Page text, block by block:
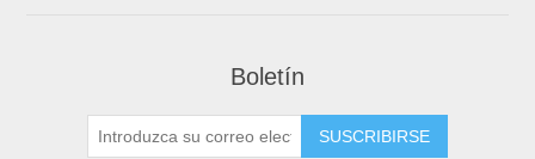
Boletín